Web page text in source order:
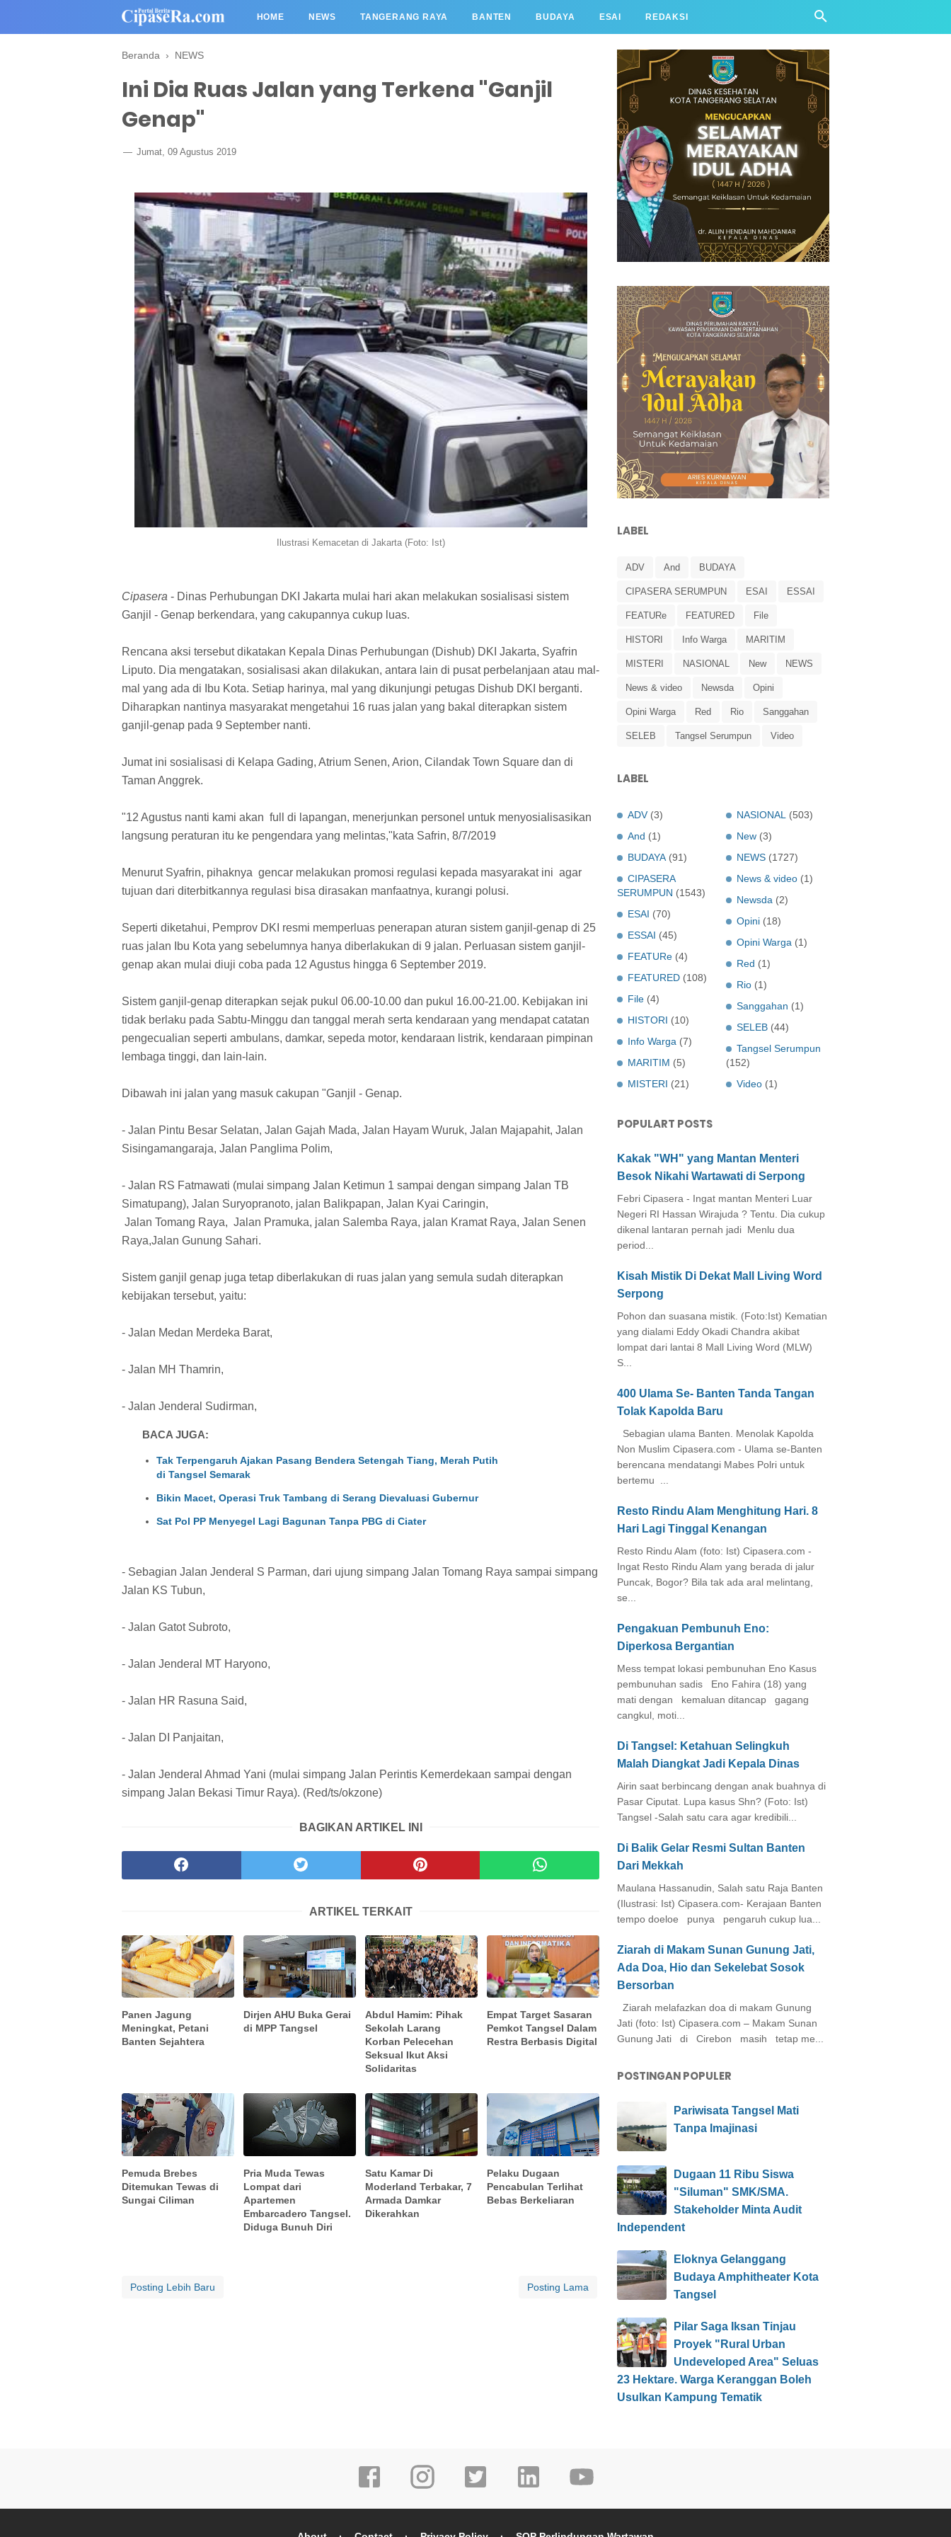
HOME NEWS TANGERANG RAYA BANTEN BUDAYA ESAI REDAKSI
Beranda › NEWS
Ini Dia Ruas Jalan yang Terkena "Ganjil
Genap"
Jumat, 09 Agustus 2019
Ilustrasi Kemacetan di Jakarta (Foto: Ist)
Cipasera - Dinas Perhubungan DKI Jakarta mulai hari akan melakukan sosialisasi sistem
Ganjil - Genap berkendara, yang cakupannya cukup luas.
Rencana aksi tersebut dikatakan Kepala Dinas Perhubungan (Dishub) DKI Jakarta, Syafrin
Liputo. Dia mengatakan, sosialisasi akan dilakukan, antara lain di pusat perbelanjaan atau mal-
mal yang ada di Ibu Kota. Setiap harinya, mal yang dikunjungi petugas Dishub DKI berganti.
Diharapkan nantinya masyarakat mengetahui 16 ruas jalan yang bakal diterapkan sistem
ganjil-genap pada 9 September nanti.
Jumat ini sosialisasi di Kelapa Gading, Atrium Senen, Arion, Cilandak Town Square dan di
Taman Anggrek.
"12 Agustus nanti kami akan full di lapangan, menerjunkan personel untuk menyosialisasikan
langsung peraturan itu ke pengendara yang melintas,"kata Safrin, 8/7/2019
Menurut Syafrin, pihaknya gencar melakukan promosi regulasi kepada masyarakat ini agar
tujuan dari diterbitkannya regulasi bisa dirasakan manfaatnya, kurangi polusi.
Seperti diketahui, Pemprov DKI resmi memperluas penerapan aturan sistem ganjil-genap di 25
ruas jalan Ibu Kota yang sebelumnya hanya diberlakukan di 9 jalan. Perluasan sistem ganjil-
genap akan mulai diuji coba pada 12 Agustus hingga 6 September 2019.
Sistem ganjil-genap diterapkan sejak pukul 06.00-10.00 dan pukul 16.00-21.00. Kebijakan ini
tidak berlaku pada Sabtu-Minggu dan tanggal merah serta kendaraan yang mendapat catatan
pengecualian seperti ambulans, damkar, sepeda motor, kendaraan listrik, kendaraan pimpinan
lembaga tinggi, dan lain-lain.
Dibawah ini jalan yang masuk cakupan "Ganjil - Genap.
- Jalan Pintu Besar Selatan, Jalan Gajah Mada, Jalan Hayam Wuruk, Jalan Majapahit, Jalan
Sisingamangaraja, Jalan Panglima Polim,
- Jalan RS Fatmawati (mulai simpang Jalan Ketimun 1 sampai dengan simpang Jalan TB
Simatupang), Jalan Suryopranoto, jalan Balikpapan, Jalan Kyai Caringin,
Jalan Tomang Raya, Jalan Pramuka, jalan Salemba Raya, jalan Kramat Raya, Jalan Senen
Raya,Jalan Gunung Sahari.
Sistem ganjil genap juga tetap diberlakukan di ruas jalan yang semula sudah diterapkan
kebijakan tersebut, yaitu:
- Jalan Medan Merdeka Barat,
- Jalan MH Thamrin,
- Jalan Jenderal Sudirman,
BACA JUGA:
Tak Terpengaruh Ajakan Pasang Bendera Setengah Tiang, Merah Putih
di Tangsel Semarak
Bikin Macet, Operasi Truk Tambang di Serang Dievaluasi Gubernur
Sat Pol PP Menyegel Lagi Bagunan Tanpa PBG di Ciater
- Sebagian Jalan Jenderal S Parman, dari ujung simpang Jalan Tomang Raya sampai simpang
Jalan KS Tubun,
- Jalan Gatot Subroto,
- Jalan Jenderal MT Haryono,
- Jalan HR Rasuna Said,
- Jalan DI Panjaitan,
- Jalan Jenderal Ahmad Yani (mulai simpang Jalan Perintis Kemerdekaan sampai dengan
simpang Jalan Bekasi Timur Raya). (Red/ts/okzone)
BAGIKAN ARTIKEL INI
ARTIKEL TERKAIT
Panen Jagung
Meningkat, Petani
Banten Sejahtera
Dirjen AHU Buka Gerai
di MPP Tangsel
Abdul Hamim: Pihak
Sekolah Larang
Korban Pelecehan
Seksual Ikut Aksi
Solidaritas
Empat Target Sasaran
Pemkot Tangsel Dalam
Restra Berbasis Digital
Pemuda Brebes
Ditemukan Tewas di
Sungai Ciliman
Pria Muda Tewas
Lompat dari
Apartemen
Embarcadero Tangsel.
Diduga Bunuh Diri
Satu Kamar Di
Moderland Terbakar, 7
Armada Damkar
Dikerahkan
Pelaku Dugaan
Pencabulan Terlihat
Bebas Berkeliaran
Posting Lebih Baru Posting Lama
LABEL
ADV And BUDAYA
CIPASERA SERUMPUN ESAI ESSAI
FEATURe FEATURED File
HISTORI Info Warga MARITIM
MISTERI NASIONAL New NEWS
News & video Newsda Opini
Opini Warga Red Rio Sanggahan
SELEB Tangsel Serumpun Video
LABEL
ADV (3)
And (1)
BUDAYA (91)
CIPASERA
SERUMPUN (1543)
ESAI (70)
ESSAI (45)
FEATURe (4)
FEATURED (108)
File (4)
HISTORI (10)
Info Warga (7)
MARITIM (5)
MISTERI (21)
NASIONAL
(503)
New (3)
NEWS (1727)
News & video (1)
Newsda (2)
Opini (18)
Opini Warga (1)
Red (1)
Rio (1)
Sanggahan (1)
SELEB (44)
Tangsel Serumpun
(152)
Video (1)
POPULART POSTS
Kakak "WH" yang Mantan Menteri
Besok Nikahi Wartawati di Serpong
Febri Cipasera - Ingat mantan Menteri Luar
Negeri RI Hassan Wirajuda ? Tentu. Dia cukup
dikenal lantaran pernah jadi Menlu dua
period...
Kisah Mistik Di Dekat Mall Living Word
Serpong
Pohon dan suasana mistik. (Foto:Ist) Kematian
yang dialami Eddy Okadi Chandra akibat
lompat dari lantai 8 Mall Living Word (MLW)
S...
400 Ulama Se- Banten Tanda Tangan
Tolak Kapolda Baru
Sebagian ulama Banten. Menolak Kapolda
Non Muslim Cipasera.com - Ulama se-Banten
berencana mendatangi Mabes Polri untuk
bertemu ...
Resto Rindu Alam Menghitung Hari. 8
Hari Lagi Tinggal Kenangan
Resto Rindu Alam (foto: Ist) Cipasera.com -
Ingat Resto Rindu Alam yang berada di jalur
Puncak, Bogor? Bila tak ada aral melintang,
se...
Pengakuan Pembunuh Eno:
Diperkosa Bergantian
Mess tempat lokasi pembunuhan Eno Kasus
pembunuhan sadis Eno Fahira (18) yang
mati dengan kemaluan ditancap gagang
cangkul, moti...
Di Tangsel: Ketahuan Selingkuh
Malah Diangkat Jadi Kepala Dinas
Airin saat berbincang dengan anak buahnya di
Pasar Ciputat. Lupa kasus Shn? (Foto: Ist)
Tangsel -Salah satu cara agar kredibili...
Di Balik Gelar Resmi Sultan Banten
Dari Mekkah
Maulana Hassanudin, Salah satu Raja Banten
(Ilustrasi: Ist) Cipasera.com- Kerajaan Banten
tempo doeloe punya pengaruh cukup lua...
Ziarah di Makam Sunan Gunung Jati,
Ada Doa, Hio dan Sekelebat Sosok
Bersorban
Ziarah melafazkan doa di makam Gunung
Jati (foto: Ist) Cipasera.com – Makam Sunan
Gunung Jati di Cirebon masih tetap me...
POSTINGAN POPULER
Pariwisata Tangsel Mati
Tanpa Imajinasi
Dugaan 11 Ribu Siswa
"Siluman" SMK/SMA.
Stakeholder Minta Audit
Independent
Eloknya Gelanggang
Budaya Amphitheater Kota
Tangsel
Pilar Saga Iksan Tinjau
Proyek "Rural Urban
Undeveloped Area" Seluas
23 Hektare. Warga Keranggan Boleh
Usulkan Kampung Tematik